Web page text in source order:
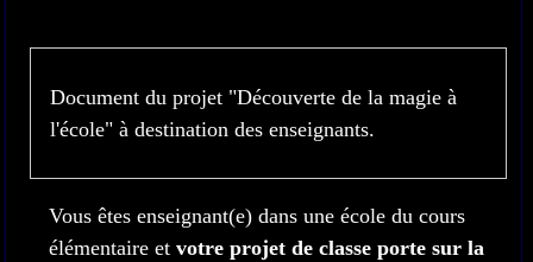
Document du projet "Découverte de la magie à
l'école" à destination des enseignants.
Vous êtes enseignant(e) dans une école du cours
élémentaire etvotre projet de classe porte sur la